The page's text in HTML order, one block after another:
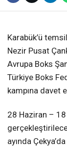
Karabük’ü
Nezir Pusat
Avrupa Boks
Türkiye Boks
kampına davet
28 Haziran – 18
ayında